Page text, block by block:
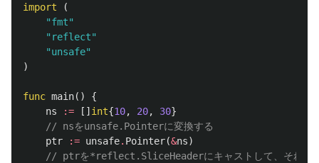
import
(
"fmt"
"reflect"
"unsafe"
)
func main()
{
ns
:= []int{10, 20, 30}
// nsをunsafe.Pointerに変換する
ptr
:= unsafe. Pointer(&ns)
// ptrを*reflect.SliceHeaderにキャストして、それが指